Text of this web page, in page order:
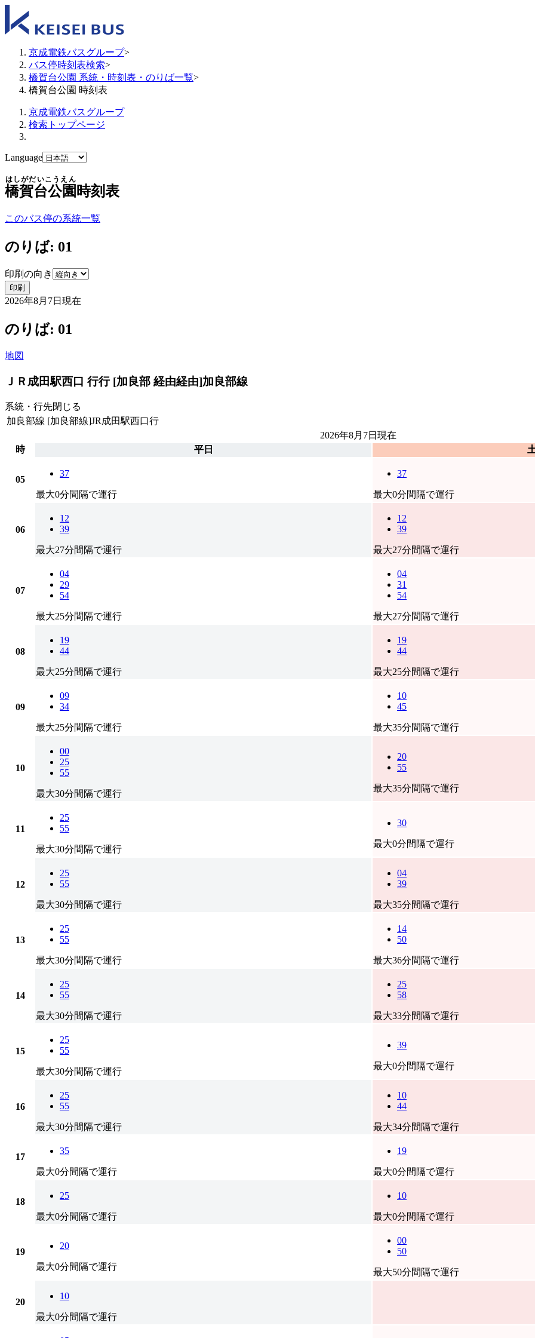
京成電鉄バスグループ>
バス停時刻表検索>
橋賀台公園 系統・時刻表・のりば一覧>
橋賀台公園 時刻表
京成電鉄バスグループ
検索トップページ
Language
橋賀台公園
はしがだいこうえん
時刻表
このバス停の系統一覧
のりば: 01
印刷の向き
印刷
2026年8月7日 現在
のりば: 01
地図
ＪＲ成田駅西口 行行 [加良部 経由経由]加良部線
系統・行先閉じる
加良部線 [加良部線]JR成田駅西口行
2026年8月7日 現在
時
平日
05
37
最大0分間隔で運行
37
最大0分間隔で運行
06
12
39
最大27分間隔で運行
12
39
最大27分間隔で運行
07
04
29
54
最大25分間隔で運行
04
31
54
最大27分間隔で運行
08
19
44
最大25分間隔で運行
19
44
最大25分間隔で運行
09
09
34
最大25分間隔で運行
10
45
最大35分間隔で運行
10
00
25
55
最大30分間隔で運行
20
55
最大35分間隔で運行
11
25
55
最大30分間隔で運行
30
最大0分間隔で運行
12
25
55
最大30分間隔で運行
04
39
最大35分間隔で運行
13
25
55
最大30分間隔で運行
14
50
最大36分間隔で運行
14
25
55
最大30分間隔で運行
25
58
最大33分間隔で運行
15
25
55
最大30分間隔で運行
39
最大0分間隔で運行
16
25
55
最大30分間隔で運行
10
44
最大34分間隔で運行
17
35
最大0分間隔で運行
19
最大0分間隔で運行
18
25
最大0分間隔で運行
10
最大0分間隔で運行
19
20
最大0分間隔で運行
00
50
最大50分間隔で運行
20
10
最大0分間隔で運行